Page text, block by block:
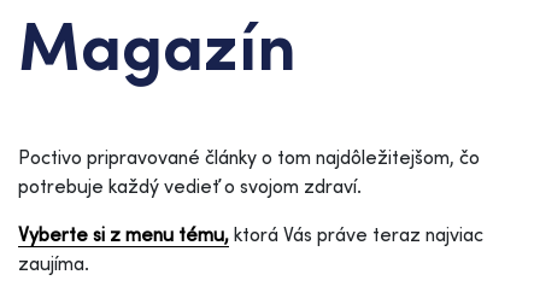
Magazín
Poctivo pripravované články o tom najdôležitejšom, čo
potrebuje každý vedieť o svojom zdraví.
Vyberte si z menu tému, ktorá Vás práve teraz najviac
zaujíma.